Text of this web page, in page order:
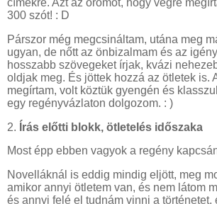
címekre. Azt az örömöt, hogy végre
300 szót! : D
Párszor még megcsináltam, utána meg
ugyan, de nőtt az önbizalmam és az
hosszabb szövegeket írjak, kvázi
oldjak meg. És jöttek hozzá az ötletek is.
megírtam, volt köztük gyengén és
egy regényvázlaton dolgozom. : )
2. Írás előtti blokk, ötletelés időszaka
Most épp ebben vagyok a regény
Novelláknál is eddig mindig eljött, meg
amikor annyi ötletem van, és nem látom
és annyi felé el tudnám vinni a történetet,